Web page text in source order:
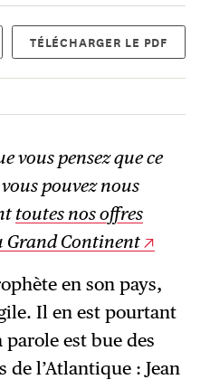
TÉLÉCHARGER LE PDF
vous pensez que ce
pouvez nous
toutes nos offres
Grand Continent
en son pays,
Il en est pourtant
est bue des
de l’Atlantique : Jean